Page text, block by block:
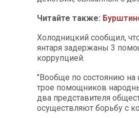
Читайте также:
Холодницкий сообщил,
янтаря задержаны 3
коррупцией.
"Вообще по состоянию на
трое помощников
два представителя
осуществляют борьбу с